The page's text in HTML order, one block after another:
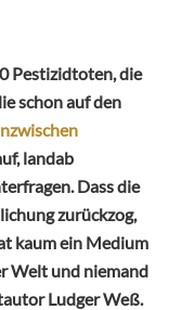
Pestizidtoten, die
schon auf den
landab
Dass die
zurückzog,
kaum ein Medium
Welt und niemand
Ludger Weß.